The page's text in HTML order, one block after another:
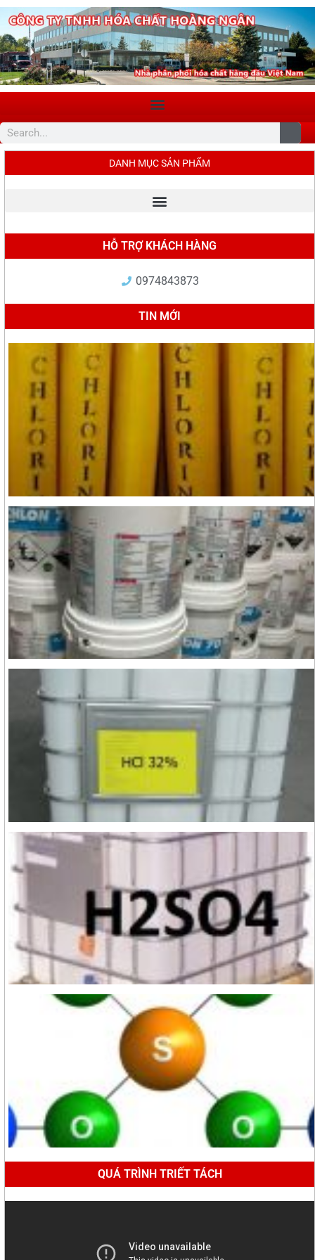
DANH MỤC SẢN PHẨM
HỖ TRỢ KHÁCH HÀNG
0974843873
TIN MỚI
QUÁ TRÌNH TRIẾT TÁCH